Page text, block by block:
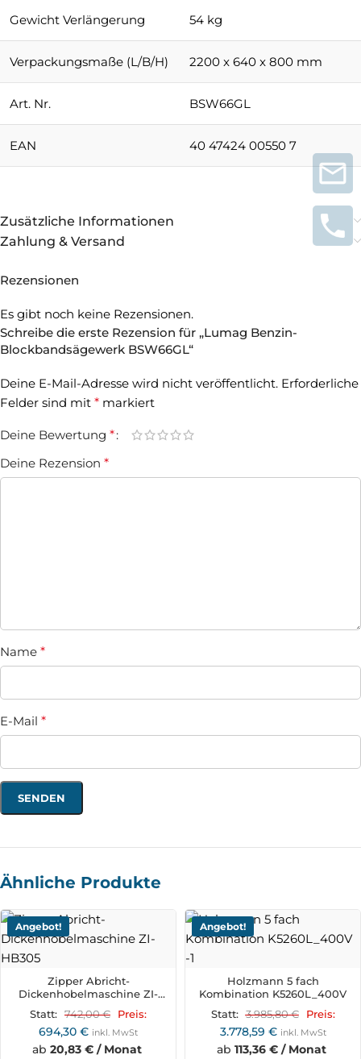
Gewicht Verlängerung 54 kg
Verpackungsmaße (L/B/H) 2200 x 640 x 800 mm
Art. Nr. BSW66GL
EAN 40 47424 00550 7
Zusätzliche Informationen
Zahlung & Versand
Rezensionen
Es gibt noch keine Rezensionen.
Schreibe die erste Rezension für „Lumag Benzin-
Blockbandsägewerk BSW66GL“
Deine E-Mail-Adresse wird nicht veröffentlicht. Erforderliche
Felder sind mit * markiert
Deine Bewertung *
Deine Rezension *
Name *
E-Mail *
Ähnliche Produkte
Angebot!
Zipper Abricht-
Dickenhobelmaschine ZI-
Statt: 742,00€ Preis:
694,30 € inkl. MwSt
ab 20,83 € / Monat
Angebot!
Holzmann 5 fach
Kombination K5260L_400V
Statt: 3.985,80€ Preis:
3.778,59 € inkl. MwSt
ab 113,36 € / Monat